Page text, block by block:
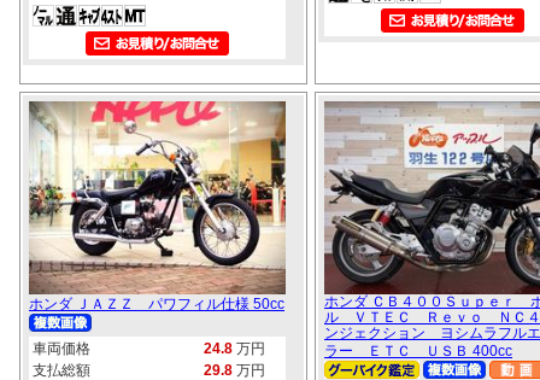
ホンダ ＪＡＺＺ パワフィル仕様 50cc
車両価格 24.8 万円
支払総額
29.8 万円
ホンダ ＣＢ４００Ｓｕｐｅｒ
ル ＶＴＥＣ Ｒｅｖｏ ＮＣ
ンジェクション ヨシムラフル
ラー ＥＴＣ ＵＳＢ 400cc